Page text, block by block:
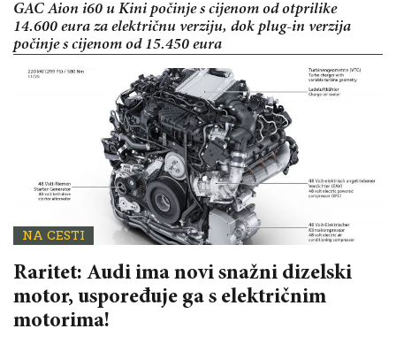
GAC Aion i60 u Kini počinje s cijenom od otprilike
14.600 eura za električnu verziju, dok plug-in verzija
počinje s cijenom od 15.450 eura
NA CESTI
Raritet: Audi ima novi snažni dizelski
motor, uspoređuje ga s električnim
motorima!